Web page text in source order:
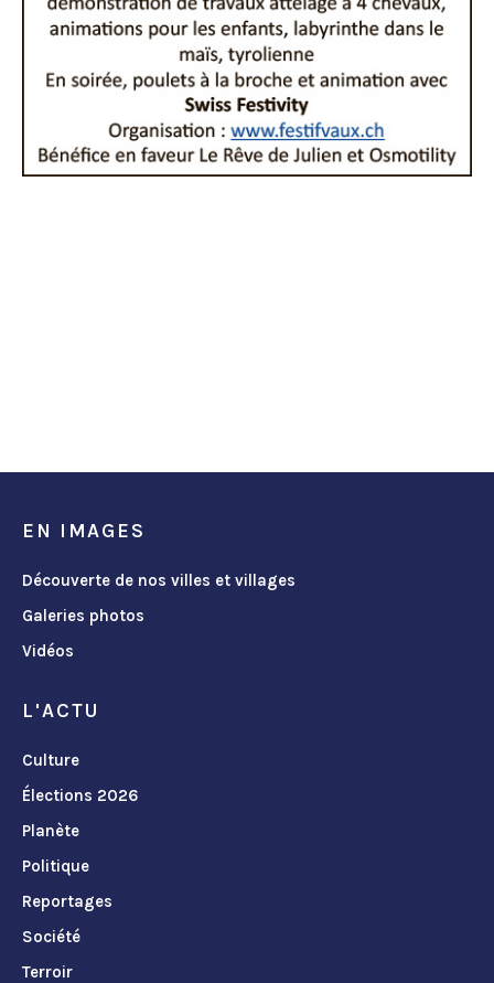
EN IMAGES
Découverte de nos villes et villages
Galeries photos
Vidéos
L'ACTU
Culture
Élections 2026
Planète
Politique
Reportages
Société
Terroir